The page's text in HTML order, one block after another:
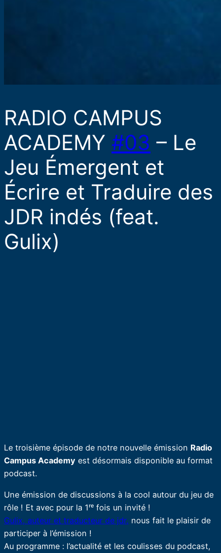
RADIO CAMPUS
ACADEMY #03 – Le
Jeu Émergent et
Écrire et Traduire des
JDR indés (feat.
Gulix)
Le troisième épisode de notre nouvelle émission Radio
Campus Academy est désormais disponible au format
podcast.
Une émission de discussions à la cool autour du jeu de
rôle ! Et avec pour la 1ʳᵉ fois un invité !
Gulix, auteur et traducteur de jdr, nous fait le plaisir de
participer à l’émission !
Au programme : l’actualité et les coulisses du podcast,